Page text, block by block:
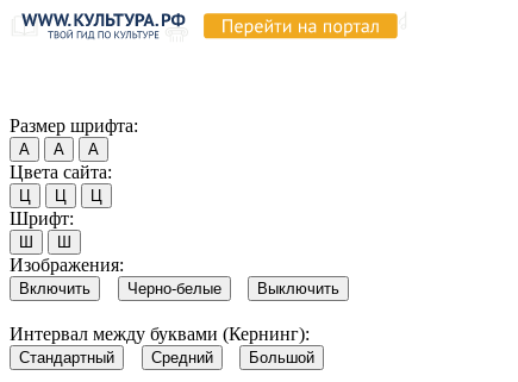
Размер шрифта:
А А А
Цвета сайта:
Ц Ц Ц
Шрифт:
Ш Ш
Изображения:
Включить Черно-белые Выключить
Интервал между буквами (Кернинг):
Стандартный Средний Большой